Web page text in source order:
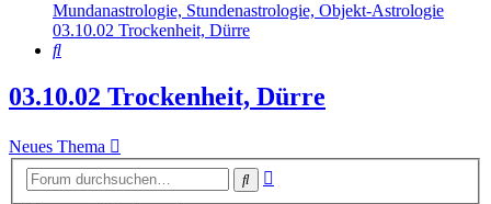
Mundanastrologie, Stundenastrologie, Objekt-Astrologie
03.10.02 Trockenheit, Dürre
Suche
03.10.02 Trockenheit, Dürre
Neues Thema
Suche